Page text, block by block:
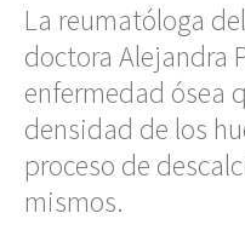
La reumatóloga
doctora Alejandra
enfermedad ósea
densidad de los
proceso de
mismos.